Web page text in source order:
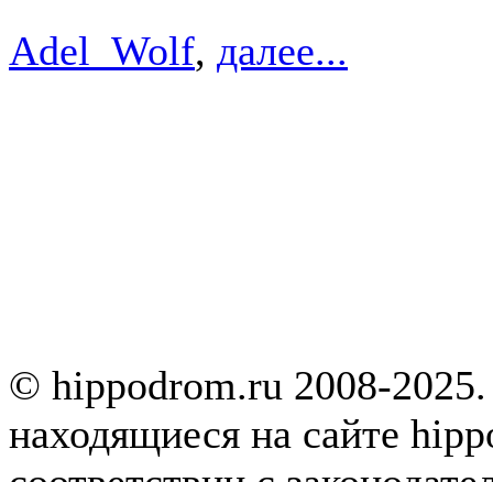
Adel_Wolf, далее...
© hippodrom.ru 2008-
находящиеся на сайте